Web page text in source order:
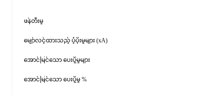
ဖန်တီးမှု
မျှော်လင့်ထားသည့် ပံ့ပိုးမှုများ (xA)
အောင်မြင်သော ပေးပို့မှုများ
အောင်မြင်သော ပေးပို့မှု %